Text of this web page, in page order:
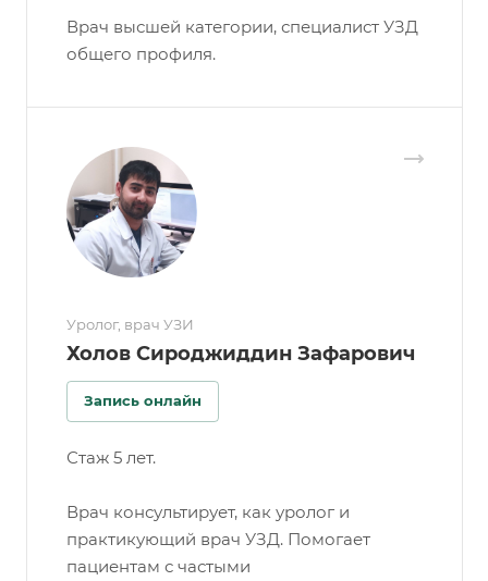
Врач высшей категории, специалист УЗД
общего профиля.
Уролог, врач УЗИ
Холов Сироджиддин Зафарович
Запись онлайн
Стаж 5 лет.
Врач консультирует, как уролог и
практикующий врач УЗД. Помогает
пациентам с частыми